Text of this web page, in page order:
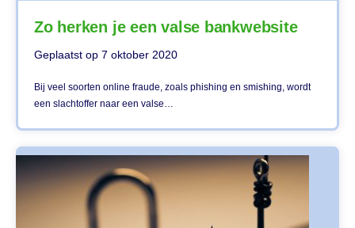
Zo herken je een valse bankwebsite
Geplaatst op 7 oktober 2020
Bij veel soorten online fraude, zoals phishing en smishing, wordt
een slachtoffer naar een valse…